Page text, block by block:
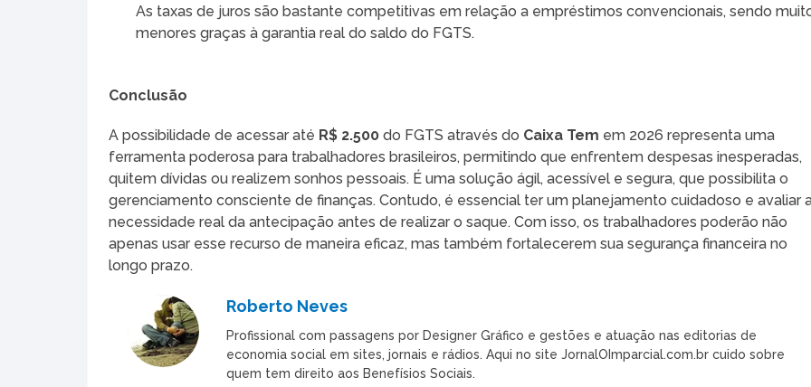
As taxas de juros são bastante competitivas em relação a empréstimos convencionais, sendo
menores graças à garantia real do saldo do FGTS.
Conclusão
A possibilidade de acessar até R$ 2.500 do FGTS através do Caixa Tem em 2026 representa uma
ferramenta poderosa para trabalhadores brasileiros, permitindo que enfrentem despesas inesperadas,
quitem dívidas ou realizem sonhos pessoais. É uma solução ágil, acessível e segura, que possibilita o
gerenciamento consciente de finanças. Contudo, é essencial ter um planejamento cuidadoso e avaliar
necessidade real da antecipação antes de realizar o saque. Com isso, os trabalhadores poderão não
apenas usar esse recurso de maneira eficaz, mas também fortalecerem sua segurança financeira no
longo prazo.
Roberto Neves
Profissional com passagens por Designer Gráfico e gestões e atuação nas editorias de
economia social em sites, jornais e rádios. Aqui no site JornalOImparcial.com.br cuido sobre
quem tem direito aos Benefísios Sociais.